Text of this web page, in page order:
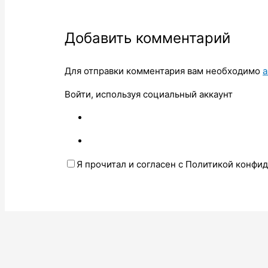
Добавить комментарий
Для отправки комментария вам необходимо
Войти, используя социальный аккаунт
Я прочитал и согласен с Политикой